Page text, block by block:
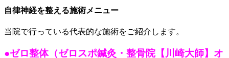
自律神経を整える施術メニュー
当院で行っている代表的な施術をご紹介します。
●ゼロ整体（ゼロスポ鍼灸・整骨院【川崎大師】 オ